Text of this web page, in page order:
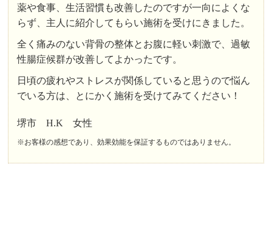
薬や食事、生活習慣も改善したのですが一向によくな
らず、主人に紹介してもらい施術を受けにきました。
全く痛みのない背骨の整体とお腹に軽い刺激で、過敏
性腸症候群が改善してよかったです。
日頃の疲れやストレスが関係していると思うので悩ん
でいる方は、とにかく施術を受けてみてください！
堺市 H.K 女性
※お客様の感想であり、効果効能を保証するものではありません。